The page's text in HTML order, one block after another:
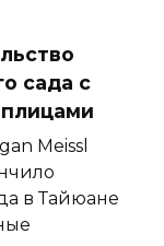
сада с
Meissl
в Тайюане